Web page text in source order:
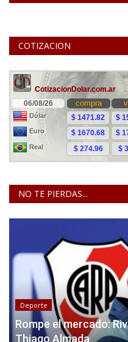
COTIZACION
NO TE PIERDAS...
Deporte
Rompe el mercado:
Thiago Almada